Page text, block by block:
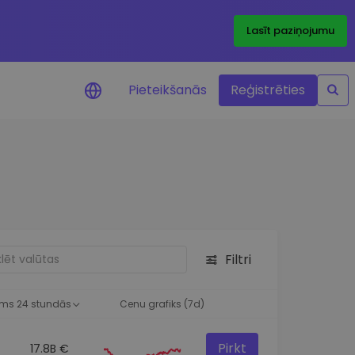
Lasīt paziņojumu
Pieteikšanās Reģistrēties
Filtri
24 stundās Cenu grafiks (7d)
17.8B € Pirkt